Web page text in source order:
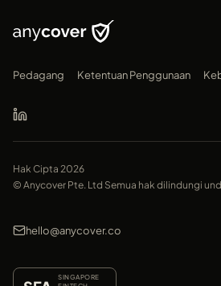
Pedagang Ketentuan Penggunaan
Hak Cipta 2026
© Anycover Pte. Ltd Semua hak dilindungi
hello@anycover.co
SINGAPORE